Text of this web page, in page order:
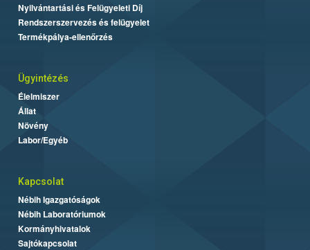
Nyilvántartási és Felügyeleti Díj
Rendszerszervezés és felügyelet
Termékpálya-ellenőrzés
Ügyintézés
Élelmiszer
Állat
Növény
Labor/Egyéb
Kapcsolat
Nébih Igazgatóságok
Nébih Laboratóriumok
Kormányhivatalok
Sajtókapcsolat